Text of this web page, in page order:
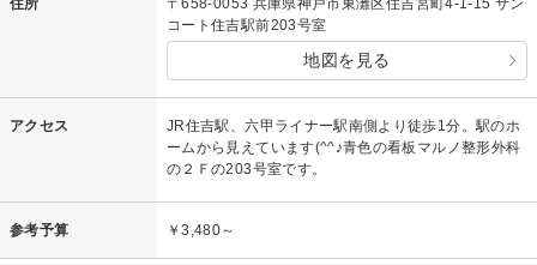
住所
〒658-0053 兵庫県神戸市東灘区住吉宮町4-1-15 サン
コート住吉駅前203号室
地図を見る
アクセス
JR住吉駅、六甲ライナー駅南側より徒歩1分。駅のホ
ームから見えています(^^♪青色の看板マルノ整形外科
の２Ｆの203号室です。
参考予算 ￥3,480～